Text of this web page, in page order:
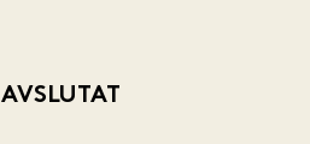
AVSLUTAT